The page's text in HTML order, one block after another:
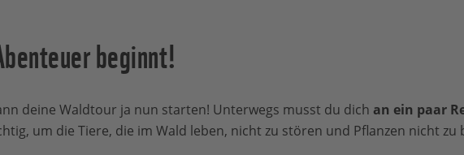
beginnt!
deine Waldtour ja nun starten! Unterwegs musst du dich an ein paar
um die Tiere, die im Wald leben, nicht zu stören und Pflanzen nicht zu